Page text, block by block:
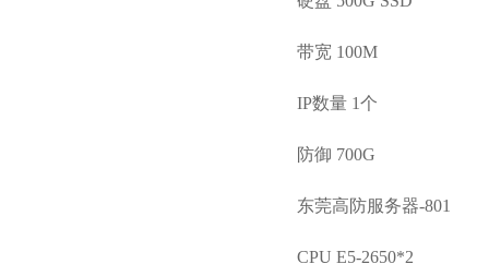
带宽 100M
IP数量 1个
防御 700G
东莞高防服务器-801
CPU E5-2650*2